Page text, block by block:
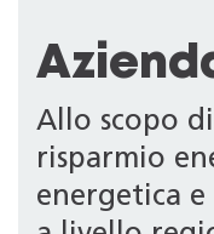
Allo scopo
risparmio
energetica